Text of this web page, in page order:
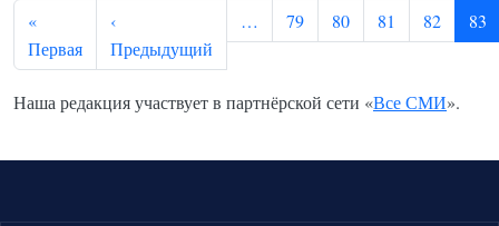
Нумерация страниц
«
ПерваяПервая страница
‹
Предыдущий Предыдущая страница
… 79 80 81 82 83
Наша редакция участвует в партнёрской сети «Все СМИ».